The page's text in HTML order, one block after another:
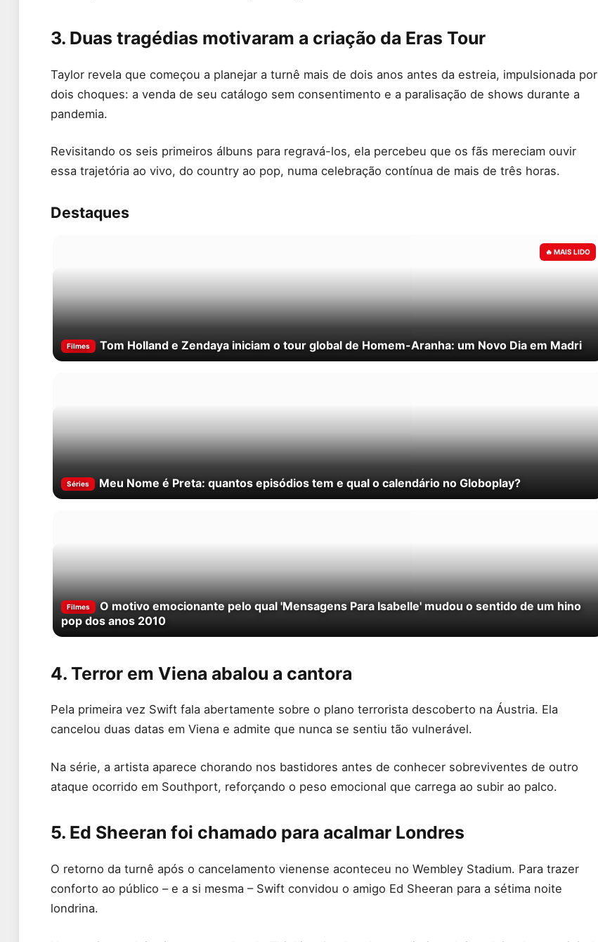
3. Duas tragédias motivaram a criação da Eras Tour
Taylor revela que começou a planejar a turnê mais de dois anos antes da estreia, impulsionada por
dois choques: a venda de seu catálogo sem consentimento e a paralisação de shows durante a
pandemia.
Revisitando os seis primeiros álbuns para regravá-los, ela percebeu que os fãs mereciam ouvir
essa trajetória ao vivo, do country ao pop, numa celebração contínua de mais de três horas.
Destaques
Filmes Tom Holland e Zendaya iniciam o tour global de Homem-Aranha: um Novo Dia em Madri
Séries Meu Nome é Preta: quantos episódios tem e qual o calendário no Globoplay?
Filmes
O motivo emocionante pelo qual 'Mensagens Para Isabelle' mudou o sentido de um hino
pop dos anos 2010
4. Terror em Viena abalou a cantora
Pela primeira vez Swift fala abertamente sobre o plano terrorista descoberto na Áustria. Ela
cancelou duas datas em Viena e admite que nunca se sentiu tão vulnerável.
Na série, a artista aparece chorando nos bastidores antes de conhecer sobreviventes de outro
ataque ocorrido em Southport, reforçando o peso emocional que carrega ao subir ao palco.
5. Ed Sheeran foi chamado para acalmar Londres
O retorno da turnê após o cancelamento vienense aconteceu no Wembley Stadium. Para trazer
conforto ao público – e a si mesma – Swift convidou o amigo Ed Sheeran para a sétima noite
londrina.